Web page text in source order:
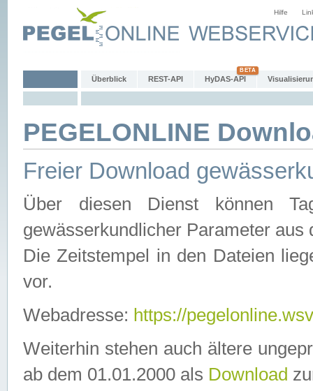
Hilfe
Überblick REST-API HyDAS-API
PEGELONLINE
Freier Download
Über diesen Dienst können
gewässerkundlicher Parameter aus
Die Zeitstempel in den Dateien
vor.
Webadresse: https://
Weiterhin stehen auch ältere
ab dem 01.01.2000 als Download